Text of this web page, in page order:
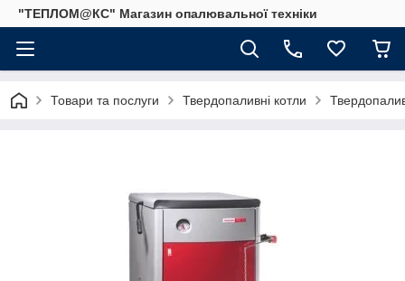
"ТЕПЛОМ@КС" Магазин опалювальної техніки
Товари та послуги Твердопаливні котли